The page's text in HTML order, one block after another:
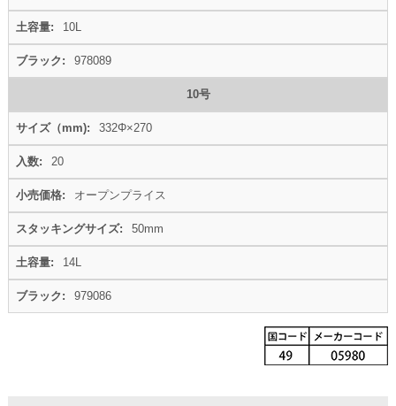
10L
978089
10号
332Φ×270
20
オープンプライス
50mm
14L
979086